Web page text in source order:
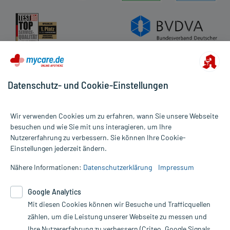
Alle Preise gelten inkl. MwSt., ggf. zzgl. Versandkosten
Informationen auf dieser Website werden ausschließlich für
die Untersuchung und Behandlung durch einen Arzt. Bitte
Therapien eingeleitet werden können. | Diese Webseite benutzt
Google Analytics. Lesen Sie bitte dazu die wichtigen Hinweise in
unserer Datenschutzerklärung. Für den Widerruf einer Bestellung
nutzen Sie das Formular:
Datenschutz- und Cookie-Einstellungen
Wir verwenden Cookies um zu erfahren, wann Sie unsere Webseite
besuchen und wie Sie mit uns interagieren, um Ihre
Nutzererfahrung zu verbessern. Sie können Ihre Cookie-
Einstellungen jederzeit ändern.
Nähere Informationen: Datenschutzerklärung Impressum
Google Analytics
Mit diesen Cookies können wir Besuche und Trafficquellen
zählen, um die Leistung unserer Webseite zu messen und